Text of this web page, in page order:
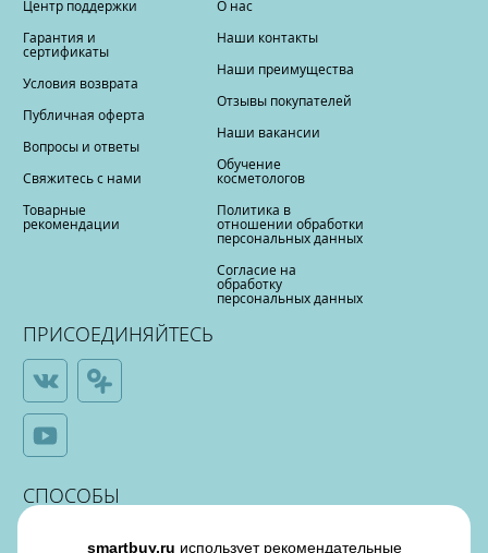
Центр поддержки
Гарантия и
сертификаты
Условия возврата
Публичная оферта
Вопросы и ответы
Свяжитесь с нами
Товарные
рекомендации
О нас
Наши контакты
Наши преимущества
Отзывы покупателей
Наши вакансии
Обучение
косметологов
Политика в
отношении обработки
персональных данных
Согласие на
обработку
персональных данных
ПРИСОЕДИНЯЙТЕСЬ
СПОСОБЫ
ОПЛАТЫ
smartbuy.ru использует рекомендательные